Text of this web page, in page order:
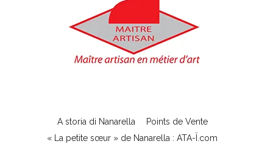
A storia di Nanarella
Points de Vente
« La petite sœur » de Nanarella : ATA-Ï.com